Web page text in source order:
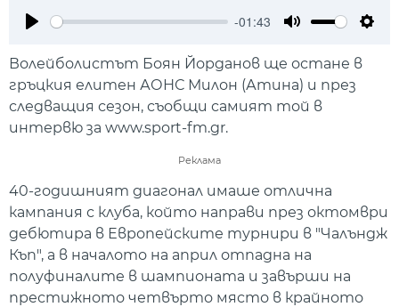
-01:43
Волейболистът Боян Йорданов ще остане в
гръцкия елитен АОНС Милон (Атина) и през
следващия сезон, съобщи самият той в
интервю за www.sport-fm.gr.
Реклама
40-годишният диагонал имаше отлична
кампания с клуба, който направи през октомври
дебютира в Европейските турнири в "Чалъндж
Къп", а в началото на април отпадна на
полуфиналите в шампионата и завърши на
престижното четвърто място в крайното